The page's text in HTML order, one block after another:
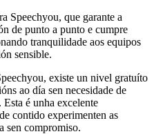
Speechyou, que garante a
de punto a punto e cumpre
tranquilidade aos equipos
sensible.
existe un nivel gratuíto
ao día sen necesidade de
é unha excelente
contido experimenten as
sen compromiso.